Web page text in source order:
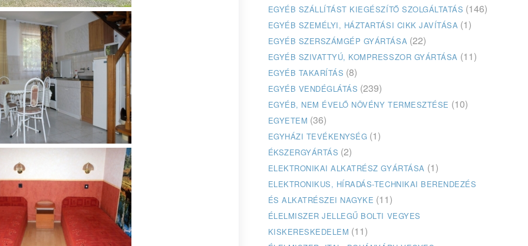
EGYÉB SZÁLLÍTÁST KIEGÉSZÍTŐ SZOLGÁLTATÁS (146)
EGYÉB SZEMÉLYI, HÁZTARTÁSI CIKK JAVÍTÁSA (1)
EGYÉB SZERSZÁMGÉP GYÁRTÁSA (22)
EGYÉB SZIVATTYÚ, KOMPRESSZOR GYÁRTÁSA (11)
EGYÉB TAKARÍTÁS (8)
EGYÉB VENDÉGLÁTÁS (239)
EGYÉB, NEM ÉVELŐ NÖVÉNY TERMESZTÉSE (10)
EGYETEM (36)
EGYHÁZI TEVÉKENYSÉG (1)
ÉKSZERGYÁRTÁS (2)
ELEKTRONIKAI ALKATRÉSZ GYÁRTÁSA (1)
ELEKTRONIKUS, HÍRADÁS-TECHNIKAI BERENDEZÉS
ÉS ALKATRÉSZEI NAGYKE (11)
ÉLELMISZER JELLEGŰ BOLTI VEGYES
KISKERESKEDELEM (11)